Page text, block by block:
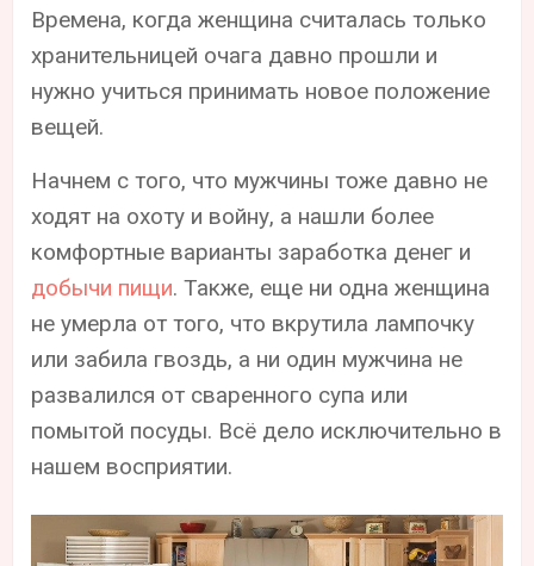
Времена, когда женщина считалась только
хранительницей очага давно прошли и
нужно учиться принимать новое положение
вещей.
Начнем с того, что мужчины тоже давно не
ходят на охоту и войну, а нашли более
комфортные варианты заработка денег и
добычи пищи. Также, еще ни одна женщина
не умерла от того, что вкрутила лампочку
или забила гвоздь, а ни один мужчина не
развалился от сваренного супа или
помытой посуды. Всё дело исключительно в
нашем восприятии.